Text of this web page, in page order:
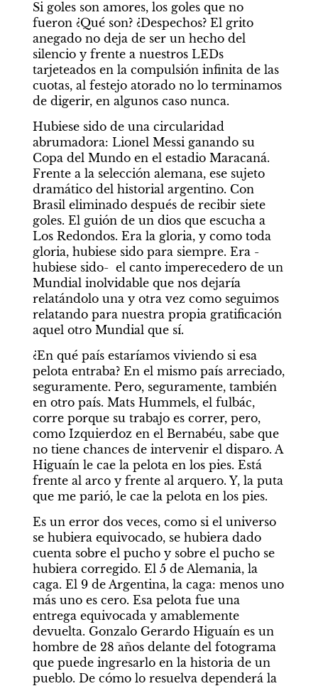
Si goles son amores, los goles que no
fueron ¿Qué son? ¿Despechos? El grito
anegado no deja de ser un hecho del
silencio y frente a nuestros LEDs
tarjeteados en la compulsión infinita de las
cuotas, al festejo atorado no lo terminamos
de digerir, en algunos caso nunca.
Hubiese sido de una circularidad
abrumadora: Lionel Messi ganando su
Copa del Mundo en el estadio Maracaná.
Frente a la selección alemana, ese sujeto
dramático del historial argentino. Con
Brasil eliminado después de recibir siete
goles. El guión de un dios que escucha a
Los Redondos. Era la gloria, y como toda
gloria, hubiese sido para siempre. Era -
hubiese sido-  el canto imperecedero de un
Mundial inolvidable que nos dejaría
relatándolo una y otra vez como seguimos
relatando para nuestra propia gratificación
aquel otro Mundial que sí.
¿En qué país estaríamos viviendo si esa
pelota entraba? En el mismo país arreciado,
seguramente. Pero, seguramente, también
en otro país. Mats Hummels, el fulbác,
corre porque su trabajo es correr, pero,
como Izquierdoz en el Bernabéu, sabe que
no tiene chances de intervenir el disparo. A
Higuaín le cae la pelota en los pies. Está
frente al arco y frente al arquero. Y, la puta
que me parió, le cae la pelota en los pies.
Es un error dos veces, como si el universo
se hubiera equivocado, se hubiera dado
cuenta sobre el pucho y sobre el pucho se
hubiera corregido. El 5 de Alemania, la
caga. El 9 de Argentina, la caga: menos uno
más uno es cero. Esa pelota fue una
entrega equivocada y amablemente
devuelta. Gonzalo Gerardo Higuaín es un
hombre de 28 años delante del fotograma
que puede ingresarlo en la historia de un
pueblo. De cómo lo resuelva dependerá la